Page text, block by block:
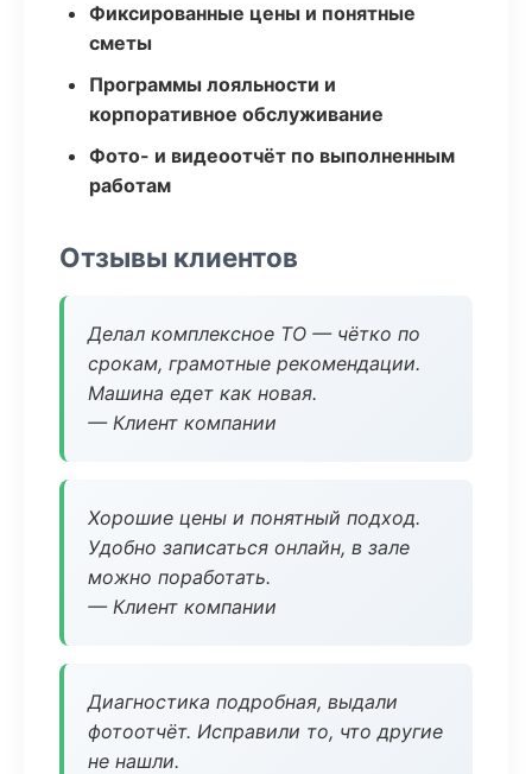
Фиксированные цены и понятные
сметы
Программы лояльности и
корпоративное обслуживание
Фото- и видеоотчёт по выполненным
работам
Отзывы клиентов
Делал комплексное ТО — чётко по
срокам, грамотные рекомендации.
Машина едет как новая.
— Клиент компании
Хорошие цены и понятный подход.
Удобно записаться онлайн, в зале
можно поработать.
— Клиент компании
Диагностика подробная, выдали
фотоотчёт. Исправили то, что другие
не нашли.